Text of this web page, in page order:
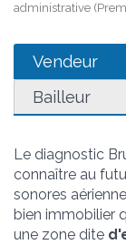
administrative
Vendeur
Bailleur
Le diagnostic
connaître au
sonores
bien immobilier
une zone dite